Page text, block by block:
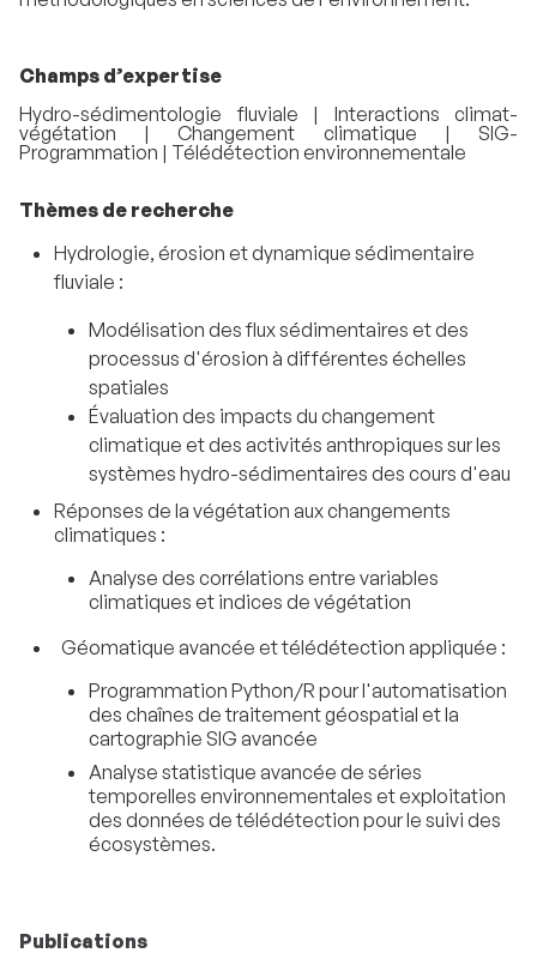
Champs d’expertise
Hydro-sédimentologie fluviale | Interactions climat-
végétation | Changement climatique | SIG-
Programmation | Télédétection environnementale
Thèmes de recherche
Hydrologie, érosion et dynamique sédimentaire
fluviale :
Modélisation des flux sédimentaires et des
processus d'érosion à différentes échelles
spatiales
Évaluation des impacts du changement
climatique et des activités anthropiques sur les
systèmes hydro-sédimentaires des cours d'eau
Réponses de la végétation aux changements
climatiques :
Analyse des corrélations entre variables
climatiques et indices de végétation
Géomatique avancée et télédétection appliquée :
Programmation Python/R pour l'automatisation
des chaînes de traitement géospatial et la
cartographie SIG avancée
Analyse statistique avancée de séries
temporelles environnementales et exploitation
des données de télédétection pour le suivi des
écosystèmes.
Publications